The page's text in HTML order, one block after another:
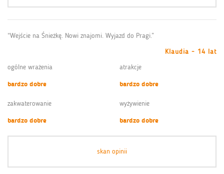
“Wejście na Śnieżkę. Nowi znajomi. Wyjazd do Pragi.”
Klaudia - 14 lat
ogólne wrażenia
bardzo dobre
atrakcje
bardzo dobre
zakwaterowanie
bardzo dobre
wyżywienie
bardzo dobre
skan opinii